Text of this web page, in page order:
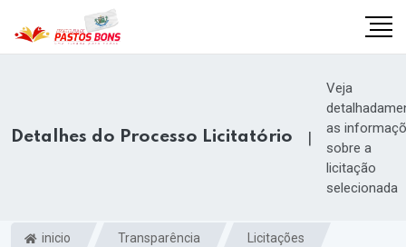
Detalhes do Processo Licitatório |
Veja
as
sobre a
licitação
selecionada
inicio Transparência Licitações